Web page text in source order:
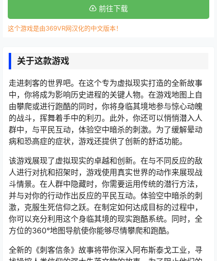
前往下载
这个游戏是由369VR网汉化的中文版本！
关于这款游戏
走进刺客的世界吧。在这个专为虚拟现实打造的全新故事
中，你将成为影响历史进程的关键人物。在游戏地图上自
由攀爬或进行跑酷的同时，你将身临其境地参与惊心动魄
的战斗，挥舞着手中的利刃。此外，你还可以悄悄潜入人
群中，与平民互动，体验空中暗杀的刺激。为了缓解晕动
病和恐高症的症状，游戏还提供了创新的舒适功能。
该游戏展现了虚拟现实的卓越和创新。在与不同反应的敌
人进行对抗和招架时，游戏使用真实世界的动作来展现战
斗情景。在人群中隐藏时，你需要运用传统的潜行方法，
并与对你的行动作出反应的平民互动。体验空中暗杀的刺
激，克服生死信仰之跃。在制定如何达成目标的过程中，
你可以充分利用这个身临其境的现实跑酷系统。同时，全
方位的360°地图导航使你能够尽情攀爬和跑酷。
全新的《刺客信条》故事将带你深入阿布斯泰戈工业，寻